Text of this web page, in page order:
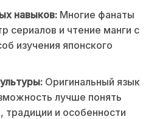
навыков: Многие фанаты
сериалов и чтение манги с
изучения японского
Оригинальный язык
лучше понять
традиции и особенности